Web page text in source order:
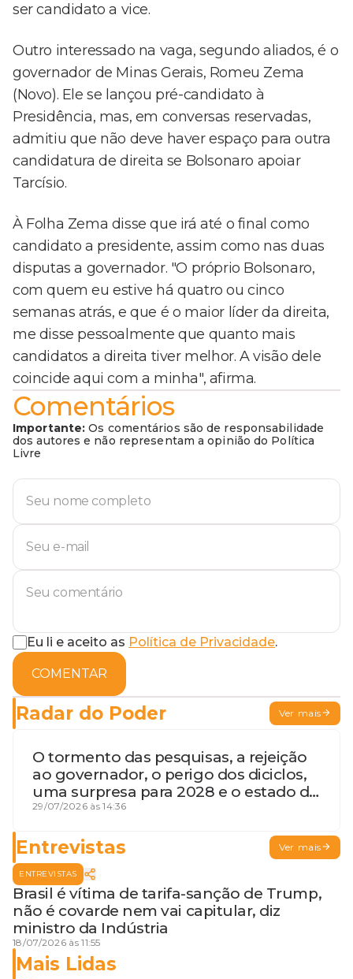
ser candidato a vice.
Outro interessado na vaga, segundo aliados, é o
governador de Minas Gerais, Romeu Zema
(Novo). Ele se lançou pré-candidato à
Presidência, mas, em conversas reservadas,
admitiu que não deve haver espaço para outra
candidatura de direita se Bolsonaro apoiar
Tarcísio.
À Folha Zema disse que irá até o final como
candidato a presidente, assim como nas duas
disputas a governador. "O próprio Bolsonaro,
com quem eu estive há quatro ou cinco
semanas atrás, e que é o maior líder da direita,
me disse pessoalmente que quanto mais
candidatos a direita tiver melhor. A visão dele
coincide aqui com a minha", afirma.
Comentários
Importante: Os comentários são de responsabilidade
dos autores e não representam a opinião do Política
Livre
Eu li e aceito as Política de Privacidade.
COMENTAR
Radar do Poder Ver mais
O tormento das pesquisas, a rejeição
ao governador, o perigo dos diciclos,
uma surpresa para 2028 e o estado de
terceira guerra mundial
29/07/2026 às 14:36
Entrevistas Ver mais
ENTREVISTAS
Brasil é vítima de tarifa-sanção de Trump,
não é covarde nem vai capitular, diz
ministro da Indústria
18/07/2026 às 11:55
Mais Lidas